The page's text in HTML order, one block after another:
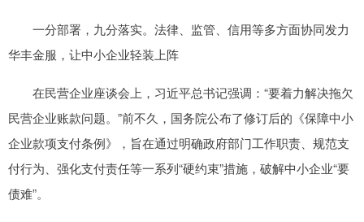
一分部署，九分落实。法律、监管、信用等多方面协同发力
华丰金服，让中小企业轻装上阵
在民营企业座谈会上，习近平总书记强调：“要着力解决拖欠
民营企业账款问题。”前不久，国务院公布了修订后的《保障中小
企业款项支付条例》，旨在通过明确政府部门工作职责、规范支
付行为、强化支付责任等一系列“硬约束”措施，破解中小企业“要
债难”。